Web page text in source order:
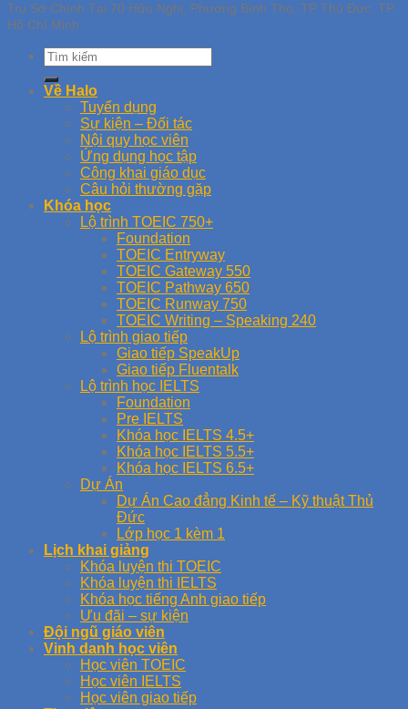
Trụ Sở Chính Tại 70 Hữu Nghị, Phường Bình Thọ, TP Thủ Đức, TP
Hồ Chí Minh
Về Halo
Tuyển dụng
Sự kiện – Đối tác
Nội quy học viên
Ứng dụng học tập
Công khai giáo dục
Câu hỏi thường gặp
Khóa học
Lộ trình TOEIC 750+
Foundation
TOEIC Entryway
TOEIC Gateway 550
TOEIC Pathway 650
TOEIC Runway 750
TOEIC Writing – Speaking 240
Lộ trình giao tiếp
Giao tiếp SpeakUp
Giao tiếp Fluentalk
Lộ trình học IELTS
Foundation
Pre IELTS
Khóa học IELTS 4.5+
Khóa học IELTS 5.5+
Khóa học IELTS 6.5+
Dự Án
Dự Án Cao đẳng Kinh tế – Kỹ thuật Thủ
Đức
Lớp học 1 kèm 1
Lịch khai giảng
Khóa luyện thi TOEIC
Khóa luyện thi IELTS
Khóa học tiếng Anh giao tiếp
Ưu đãi – sự kiện
Đội ngũ giáo viên
Vinh danh học viên
Học viên TOEIC
Học viên IELTS
Học viên giao tiếp